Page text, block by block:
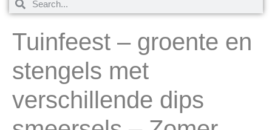
Tuinfeest – groente en
stengels met
verschillende dips